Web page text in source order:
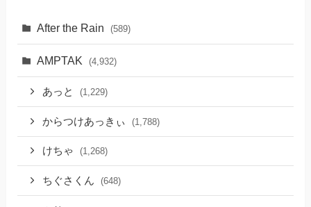
After the Rain (589)
AMPTAK (4,932)
あっと (1,229)
からつけあっきぃ (1,788)
けちゃ (1,268)
ちぐさくん (648)